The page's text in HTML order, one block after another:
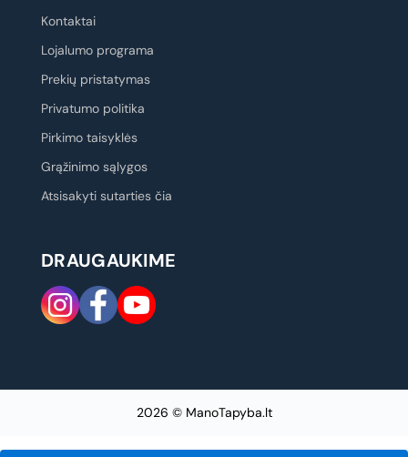
Kontaktai
Lojalumo programa
Prekių pristatymas
Privatumo politika
Pirkimo taisyklės
Grąžinimo sąlygos
Atsisakyti sutarties čia
DRAUGAUKIME
2026 © ManoTapyba.lt